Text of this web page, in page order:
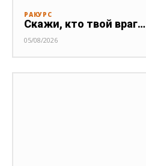
РАКУРС
Скажи, кто твой враг…
05/08/2026